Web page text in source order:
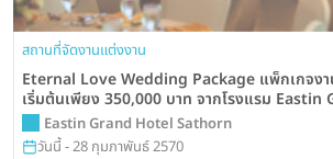
สถานที่จัดงานแต่งงาน
Eternal Love Wedding Package แพ็กเกจง
เริ่มต้นเพียง 350,000 บาท จากโรงแรม
Sathorn
Eastin Grand Hotel Sathorn
วันนี้ - 28 กุมภาพันธ์ 2570